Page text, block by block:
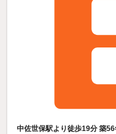
中佐世保駅より徒歩19分 築